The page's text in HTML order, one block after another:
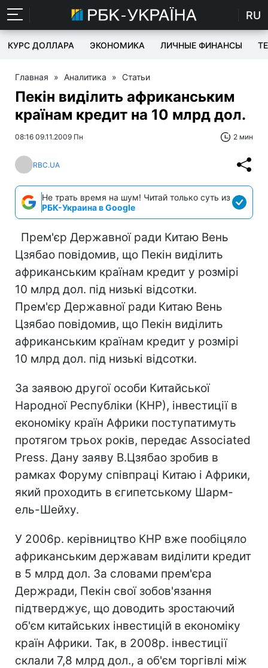
RU
КУРС ДОЛЛАРА ЭКОНОМИКА ЛИЧНЫЕ ФИНАНСЫ
Главная » Аналитика » Статьи
Пекін виділить африканським
країнам кредит на 10 млрд дол.
08:16 09.11.2009 Пн 2 мин
RBC.UA
Не трать время на шум! Читай только суть из
РБК-Украина в Google
Прем'єр Державної ради Китаю Вень
Цзябао повідомив, що Пекін виділить
африканським країнам кредит у розмірі
10 млрд дол. під низькі відсотки.
Прем'єр Державної ради Китаю Вень
Цзябао повідомив, що Пекін виділить
африканським країнам кредит у розмірі
10 млрд дол. під низькі відсотки.
За заявою другої особи Китайської
Народної Республіки (КНР), інвестиції в
економіку країн Африки поступатимуть
протягом трьох років, передає Associated
Press. Дану заяву В.Цзябао зробив в
рамках Форуму співпраці Китаю і Африки,
який проходить в єгипетському Шарм-
ель-Шейху.
У 2006р. керівництво КНР вже пообіцяло
африканським державам виділити кредит
в 5 млрд дол. За словами прем'єра
Держради, Пекін свої зобов'язання
підтверджує, що доводить зростаючий
об'єм китайських інвестицій в економіку
країн Африки. Так, в 2008р. інвестиції
склали 7,8 млрд дол., а об'єм торгівлі між